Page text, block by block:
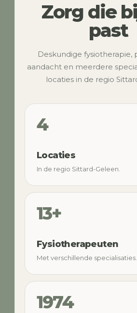
Zorg die
past
Deskundige fysiotherapie,
aandacht en meerdere
locaties in de regio
4
Locaties
In de regio Sittard-Geleen.
13+
Fysiotherapeuten
Met verschillende specialisaties.
1974